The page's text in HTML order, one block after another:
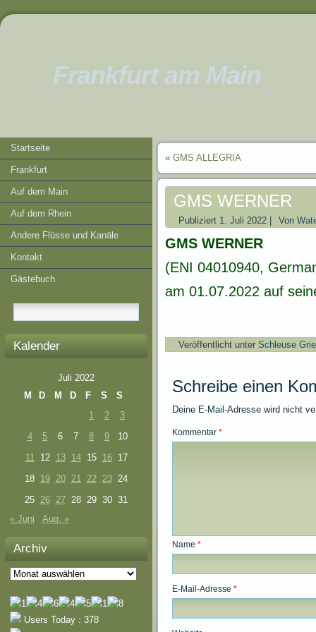
Frankfurt am Main
Startseite
Frankfurt
Auf dem Main
Auf dem Rhein
Andere Flüsse und Kanäle
Kontakt
Gästebuch
Kalender
Juli 2022
M
D M D F S
S
1
2
3
4
5 6 7 8 9
10
11
12 13 14 15 16
17
18 19 20 21 22 23 24
25 26 27 28 29 30 31
« Juni
Aug. »
Archiv
Archiv
Users Today : 378
« GMS ALLEGRIA
GMS WERNER
Publiziert 1. Juli 2022 Von
GMS WERNER
(ENI 04010940,
am 01.07.2022 auf
Veröffentlicht unter Schleuse
Schreibe einen
Deine E-Mail-Adresse wird nicht
Kommentar *
Name *
E-Mail-Adresse *